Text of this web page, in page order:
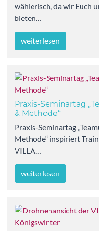
wählerisch, da wir Euch
bieten…
weiterlesen
Praxis-Seminartag
& Methode“
Praxis-Seminartag
Methode“ inspiriert
VILLA…
weiterlesen